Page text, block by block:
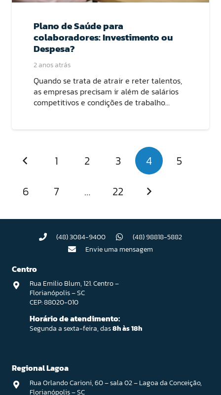
Plano de Saúde para
colaboradores: Investimento ou
Despesa?
2 anos atrás
Quando se trata de atrair e reter talentos,
as empresas precisam ir além de salários
competitivos e condições de trabalho…
1 2 3 4
5
6
7 … 22
(48) 3084-9400
(48) 98818-5882
Envie uma mensagem
Centro
Rua Emilio Blum, 121. Centro –
Florianópolis – SC
CEP: 88020-010
Horário de atendimento:
Segunda a sexta-feira, das8h às 18h
Regional Lagoa
Rua Orlando Carioni, 60 – sala 02 – Lagoa da Conceição,
Florianópolis – SC